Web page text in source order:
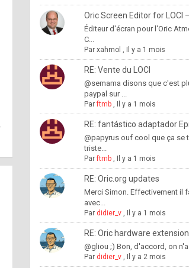
Oric Screen Editor for LOCI
Éditeur d'écran pour l'Oric
C...
Par xahmol , Il y a 1 mois
RE: Vente du LOCI
@semama disons que c'est
paypal sur ...
Parftmb, Il y a 1 mois
RE: fantástico adaptador
@papyrus ouf cool que ça se
triste...
Parftmb, Il y a 1 mois
RE: Oric.org updates
Merci Simon. Effectivement il
avec...
Par didier_v, Il y a 1 mois
RE: Oric hardware
@gliou ;) Bon, d'accord, on
Par didier_v, Il y a 2 mois